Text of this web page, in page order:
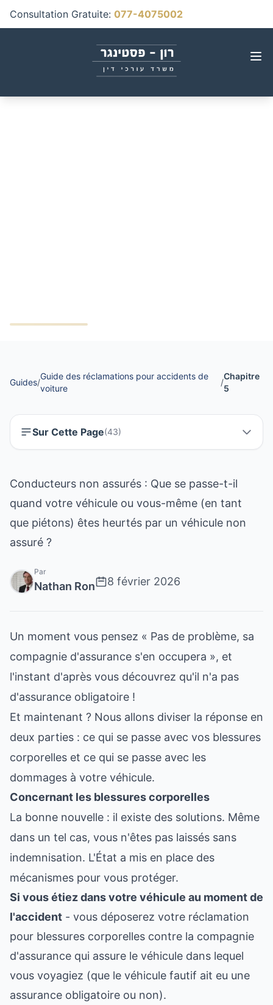
Consultation Gratuite: 077-4075002
Guides/
Guide des réclamations pour accidents de
voiture
/
Chapitre
5
Sur Cette Page(43)
Conducteurs non assurés : Que se passe-t-il
quand votre véhicule ou vous-même (en tant
que piétons) êtes heurtés par un véhicule non
assuré ?
Par
Nathan Ron 8 février 2026
Un moment vous pensez « Pas de problème, sa
compagnie d'assurance s'en occupera », et
l'instant d'après vous découvrez qu'il n'a pas
d'assurance obligatoire !
Et maintenant ? Nous allons diviser la réponse en
deux parties : ce qui se passe avec vos blessures
corporelles et ce qui se passe avec les
dommages à votre véhicule.
Concernant les blessures corporelles
La bonne nouvelle : il existe des solutions. Même
dans un tel cas, vous n'êtes pas laissés sans
indemnisation. L'État a mis en place des
mécanismes pour vous protéger.
Si vous étiez dans votre véhicule au moment de
l'accident - vous déposerez votre réclamation
pour blessures corporelles contre la compagnie
d'assurance qui assure le véhicule dans lequel
vous voyagiez (que le véhicule fautif ait eu une
assurance obligatoire ou non).